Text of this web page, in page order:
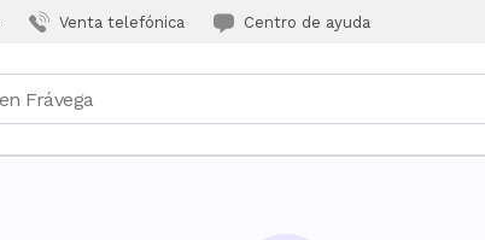
Venta telefónica Centro de ayuda